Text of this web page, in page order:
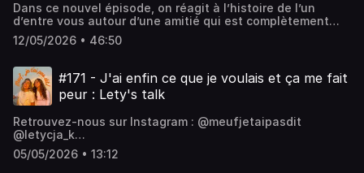
:
@NataliaOliviaPtkhttps://www.youtube.com/
Dans ce nouvel épisode, on réagit à l’histoire de l’un
d’entre vous autour d’une amitié qui est complètement
partie en vrille… et évidemment, on avait beaucoup de
choses à dire ✨enjoy! Retrouvez-nous sur Instagram :
@natalia.ptkhttps://www.instagram.com/
: @meufjetaipasdit @letycja_k
@natalia.ptkhttps://www.tiktok.com/@letycja_khttps://
@NataliaOliviaPtkhttps://www.youtube.com/
12/05/2026 • 46:50
#171 - J'ai enfin ce que je voulais et ça me fait
peur : Lety's talk
Retrouvez-nous sur Instagram : @meufjetaipasdit
@letycja_k
@natalia.ptkhttps://www.instagram.com/
: @meufjetaipasdit @letycja_k
05/05/2026 • 13:12